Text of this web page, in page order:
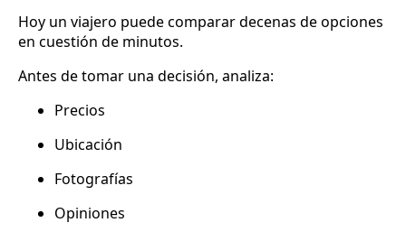
Hoy un viajero puede comparar decenas de opciones
en cuestión de minutos.
Antes de tomar una decisión, analiza:
Precios
Ubicación
Fotografías
Opiniones